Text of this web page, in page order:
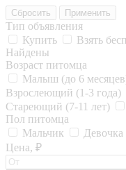
Сбросить Применить
Тип объявления
Купить
Взять
Найдены
Возраст питомца
Малыш (до 6
Взрослеющий (1-3 года)
Стареющий (7-11 лет)
Пол питомца
Мальчик
Девочка
Цена, ₽